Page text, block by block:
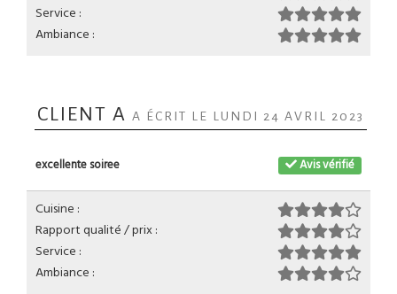
Service :
Ambiance :
CLIENT A A ÉCRIT LE LUNDI 24 AVRIL 2023
Avis vérifié
excellente soiree
Cuisine :
Rapport qualité / prix :
Service :
Ambiance :